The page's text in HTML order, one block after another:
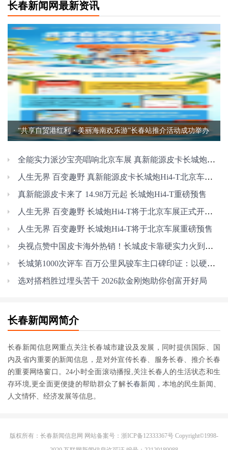
长春新闻网最新资讯
“共享自贸港红利・美丽海南欢乐游”长春站推介活动成功举办
全能实力派沙宝亮唱响北京车展 真新能源皮卡长城炮Hi4-T正式预售
人生无界 百变趣野 真新能源皮卡长城炮Hi4-T北京车展正式预售
真新能源皮卡来了 14.98万元起 长城炮Hi4-T重磅预售
人生无界 百变趣野 长城炮Hi4-T将于北京车展正式开启预售
人生无界 百变趣野 长城炮Hi4-T将于北京车展重磅预售
央视点赞中国皮卡海外热销！长城皮卡靠硬实力火到海外
长城第1000次评车 百万公里风骏车主口碑印证：以硬核实力筑牢用户信任
选对搭档胜过埋头苦干 2026款金刚炮助你创富开好局
长春新闻网简介
长春新闻信息网重点关注长春城市建设及发展，同时提供国际、国
内及省内重要的新闻信息，是对外宣传长春、服务长春、推介长春
的重要网络窗口。24小时全面滚动播报,关注长春人的生活状态和生
存环境,更全面更便捷的帮助群众了解长春新闻 ，本地的民生新闻、
人文情怀、经济发展等信息。
版权所有： 长春新闻信息网 网站备案号：浙ICP备12333367号 Copyright©1998-